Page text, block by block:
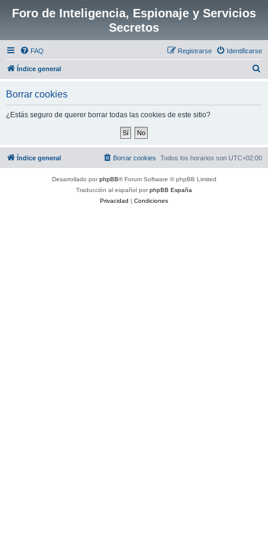
Foro de Inteligencia, Espionaje y Servicios
Secretos
FAQ Identificarse
Registrarse
Índice general
Borrar cookies
¿Estás seguro de querer borrar todas las cookies de este sitio?
Índice general Todos los horarios son UTC+02:00
Borrar cookies
Desarrollado porphpBB® Forum Software © phpBB Limited
Traducción al español porphpBB España
Privacidad | Condiciones